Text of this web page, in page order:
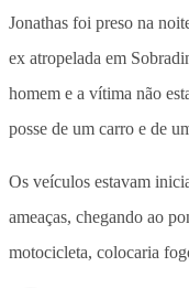
Jonathas foi preso na
ex atropelada em
homem e a vítima não
posse de um carro e de
Os veículos estavam
ameaças, chegando ao
motocicleta, colocaria